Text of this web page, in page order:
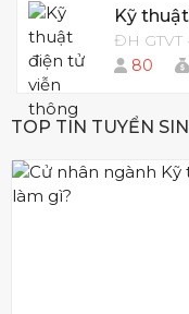
Kỹ
ĐH GTVT
80
TOP TIN TUYỂN